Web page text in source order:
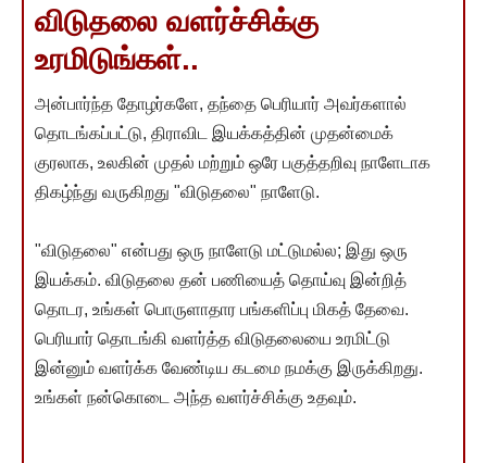
விடுதலை வளர்ச்சிக்கு
உரமிடுங்கள்..
அன்பார்ந்த தோழர்களே, தந்தை பெரியார் அவர்களால்
தொடங்கப்பட்டு, திராவிட இயக்கத்தின் முதன்மைக்
குரலாக, உலகின் முதல் மற்றும் ஒரே பகுத்தறிவு நாளேடாக
திகழ்ந்து வருகிறது "விடுதலை" நாளேடு.
"விடுதலை" என்பது ஒரு நாளேடு மட்டுமல்ல; இது ஒரு
இயக்கம். விடுதலை தன் பணியைத் தொய்வு இன்றித்
தொடர, உங்கள் பொருளாதார பங்களிப்பு மிகத் தேவை.
பெரியார் தொடங்கி வளர்த்த விடுதலையை உரமிட்டு
இன்னும் வளர்க்க வேண்டிய கடமை நமக்கு இருக்கிறது.
உங்கள் நன்கொடை அந்த வளர்ச்சிக்கு உதவும்.